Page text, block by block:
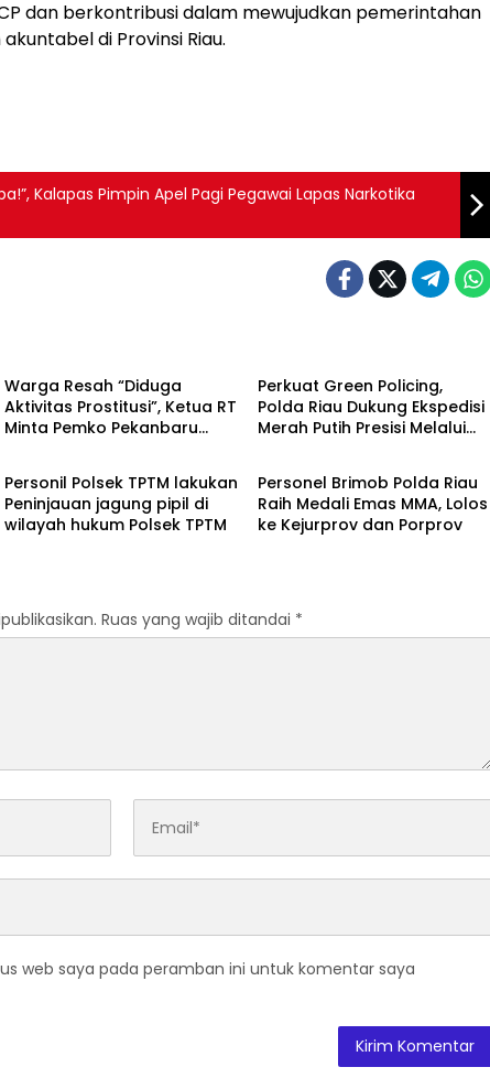
dan berkontribusi dalam mewujudkan pemerintahan
di Provinsi Riau.
Kalapas Pimpin Apel Pagi Pegawai Lapas Narkotika
Warga Resah “Diduga
Aktivitas Prostitusi”, Ketua RT
Minta Pemko Pekanbaru
Jalan Tanjung Datuk
Perkuat Green Policing,
Polda Riau Dukung Ekspedisi
Merah Putih Presisi Melalui
Berita
Personil Polsek TPTM lakukan
Peninjauan jagung pipil di
wilayah hukum Polsek TPTM
Berita
Personel Brimob Polda Riau
Raih Medali Emas MMA, Lolos
ke Kejurprov dan Porprov
Ruas yang wajib ditandai *
web saya pada peramban ini untuk komentar saya